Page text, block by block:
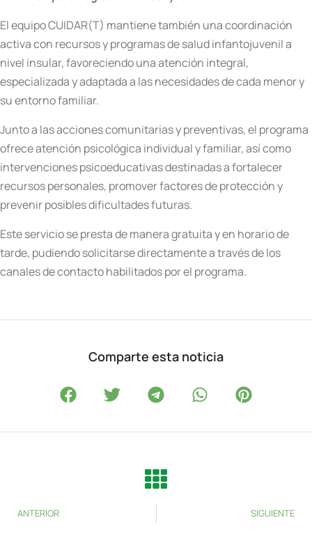
El equipo CUIDAR(T) mantiene también una coordinación
activa con recursos y programas de salud infantojuvenil a
nivel insular, favoreciendo una atención integral,
especializada y adaptada a las necesidades de cada menor y
su entorno familiar.
Junto a las acciones comunitarias y preventivas, el programa
ofrece atención psicológica individual y familiar, así como
intervenciones psicoeducativas destinadas a fortalecer
recursos personales, promover factores de protección y
prevenir posibles dificultades futuras.
Este servicio se presta de manera gratuita y en horario de
tarde, pudiendo solicitarse directamente a través de los
canales de contacto habilitados por el programa.
Comparte esta noticia
ANTERIOR SIGUIENTE